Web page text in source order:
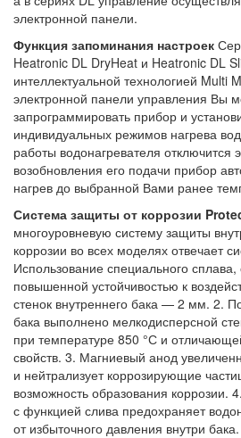
электронной панели.
Функция запоминания настроек
Heatronic DL DryHeat и Heatronic DL
интеллектуальной технологией
электронной панели управления Вы
запрограммировать прибор и
индивидуальных режимов нагрева
работы водонагревателя отключится
возобновления его подачи прибор
нагрев до выбранной Вами ранее
Система защиты от коррозии
многоуровневую систему защиты
коррозии во всех моделях отвечает
Использование специального
повышенной устойчивостью к
стенок внутреннего бака — 2 мм. 2.
бака выполнено мелкодисперсной
при температуре 850 °С и
свойств. 3. Магниевый анод
и нейтрализует коррозирующие
возможность образования коррозии.
с функцией слива предохраняет
от избыточного давления внутри бака.